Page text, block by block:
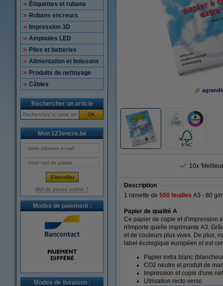
Étiquettes et rubans
Rubans encreurs
Impression 3D
Ampoules LED
Piles et batteries
Alimentation et boissons
Produits de nettoyage
Câbles
Rechercher un article
OK
Mon 123encre.be
Mot de passe oublié ?
Modes de paiement :
Modes de livraison :
10x
Description
1 ramette de 500 feuilles A3 - 80 g/
Papier de qualité A
Ce papier de copie et d'impression
n'importe quelle imprimante A3.
et de couleurs plus vives. De plus,
label écologique européen et est
Papier extra blanc
CO2 neutre et produit de
Impression et copie d'une
Utilisation recto verso